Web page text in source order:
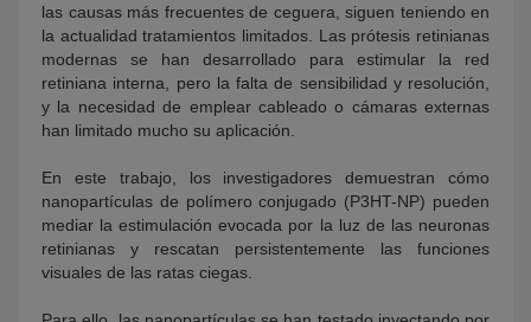
las causas más frecuentes de ceguera, siguen teniendo en
la actualidad tratamientos limitados. Las prótesis retinianas
modernas se han desarrollado para estimular la red
retiniana interna, pero la falta de sensibilidad y resolución,
y la necesidad de emplear cableado o cámaras externas
han limitado mucho su aplicación.
En este trabajo, los investigadores demuestran cómo
nanopartículas de polímero conjugado (P3HT-NP) pueden
mediar la estimulación evocada por la luz de las neuronas
retinianas y rescatan persistentemente las funciones
visuales de las ratas ciegas.